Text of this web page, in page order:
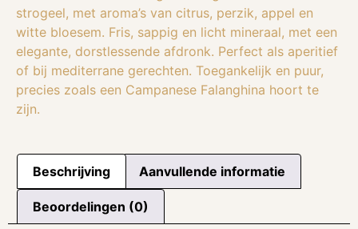
strogeel, met aroma’s van citrus, perzik, appel en
witte bloesem. Fris, sappig en licht mineraal, met een
elegante, dorstlessende afdronk. Perfect als aperitief
of bij mediterrane gerechten. Toegankelijk en puur,
precies zoals een Campanese Falanghina hoort te
zijn.
Beschrijving Aanvullende informatie
Beoordelingen (0)